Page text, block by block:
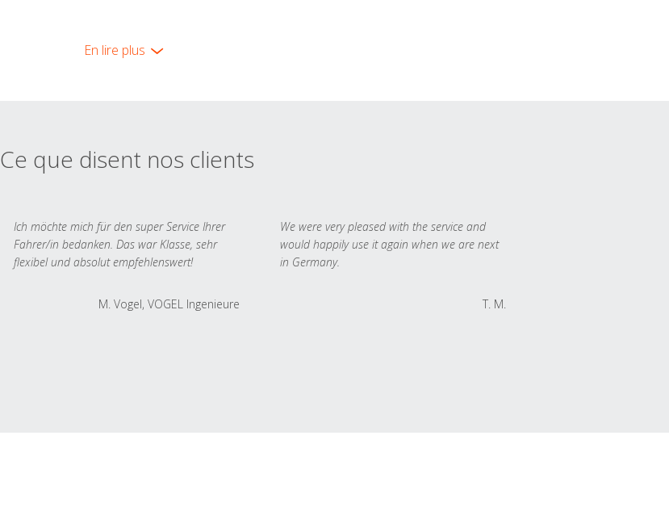
En lire plus
Ce que disent nos clients
Ich möchte mich für den super Service Ihrer
Fahrer/in bedanken. Das war Klasse, sehr
flexibel und absolut empfehlenswert!
M. Vogel, VOGEL Ingenieure
We were very pleased with the service and
would happily use it again when we are next
in Germany.
T. M.